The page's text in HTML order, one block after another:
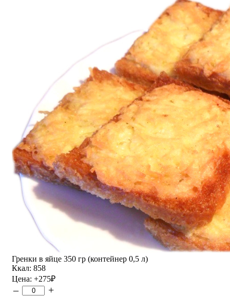
Гренки в яйце 350 гр (контейнер 0,5 л)
Ккал: 858
Цена: +275₽
– +